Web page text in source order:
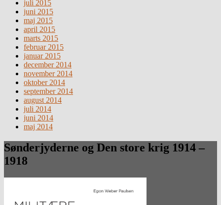
juli 2015
juni 2015
maj 2015
april 2015
marts 2015
februar 2015
januar 2015
december 2014
november 2014
oktober 2014
september 2014
august 2014
juli 2014
juni 2014
maj 2014
Sønderjyderne og Den store krig 1914 –
1918